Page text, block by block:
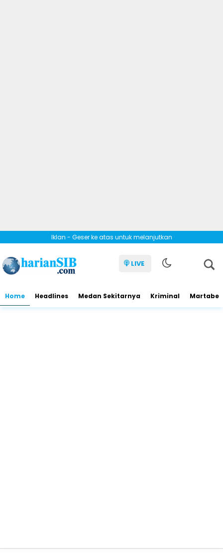
Iklan - Geser ke atas untuk melanjutkan
LIVE
Home Headlines Medan Sekitarnya Kriminal Martabe